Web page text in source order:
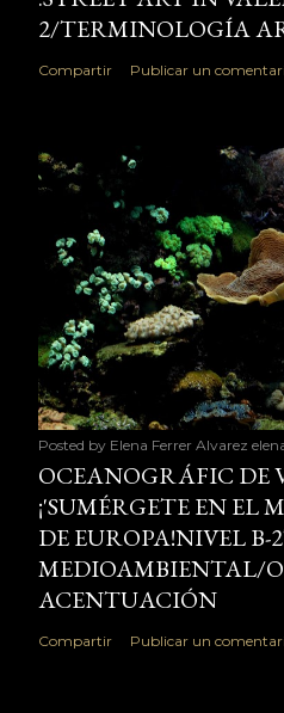
2/TERMINOLOGÍA
Compartir Publicar un
Posted by Elena Ferrer Alvarez
OCEANOGRÁFIC DE
¡'SUMÉRGETE EN EL
DE EUROPA!NIVEL
MEDIOAMBIENTAL/
ACENTUACIÓN
Compartir Publicar un